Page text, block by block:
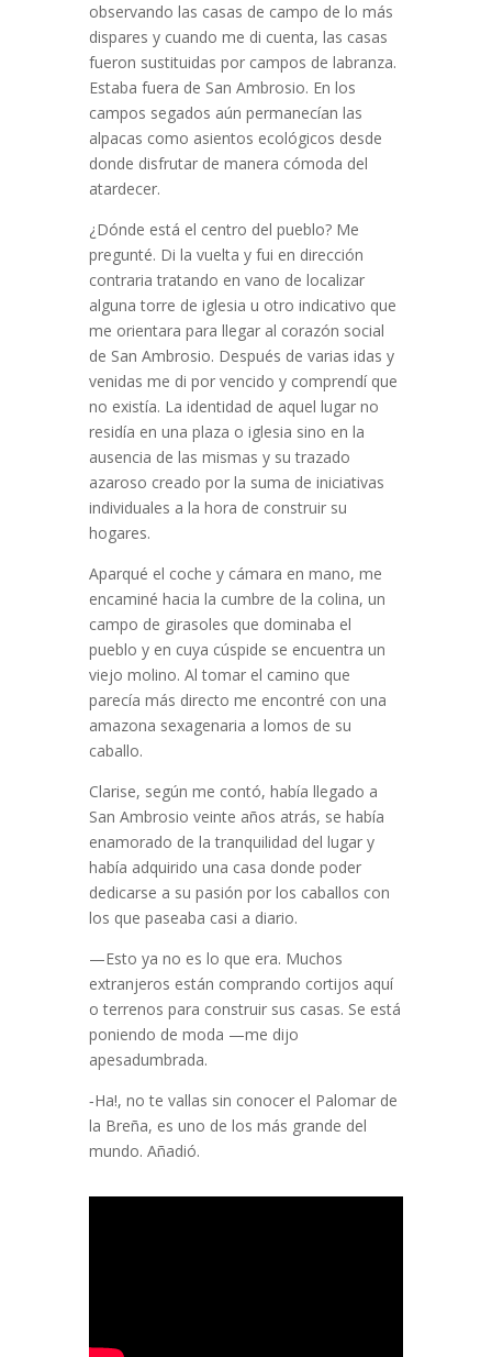
observando las casas de campo de lo más
dispares y cuando me di cuenta, las casas
fueron sustituidas por campos de labranza.
Estaba fuera de San Ambrosio. En los
campos segados aún permanecían las
alpacas como asientos ecológicos desde
donde disfrutar de manera cómoda del
atardecer.
¿Dónde está el centro del pueblo? Me
pregunté. Di la vuelta y fui en dirección
contraria tratando en vano de localizar
alguna torre de iglesia u otro indicativo que
me orientara para llegar al corazón social
de San Ambrosio. Después de varias idas y
venidas me di por vencido y comprendí que
no existía. La identidad de aquel lugar no
residía en una plaza o iglesia sino en la
ausencia de las mismas y su trazado
azaroso creado por la suma de iniciativas
individuales a la hora de construir su
hogares.
Aparqué el coche y cámara en mano, me
encaminé hacia la cumbre de la colina, un
campo de girasoles que dominaba el
pueblo y en cuya cúspide se encuentra un
viejo molino. Al tomar el camino que
parecía más directo me encontré con una
amazona sexagenaria a lomos de su
caballo.
Clarise, según me contó, había llegado a
San Ambrosio veinte años atrás, se había
enamorado de la tranquilidad del lugar y
había adquirido una casa donde poder
dedicarse a su pasión por los caballos con
los que paseaba casi a diario.
—Esto ya no es lo que era. Muchos
extranjeros están comprando cortijos aquí
o terrenos para construir sus casas. Se está
poniendo de moda —me dijo
apesadumbrada.
‑Ha!, no te vallas sin conocer el Palomar de
la Breña, es uno de los más grande del
mundo. Añadió.